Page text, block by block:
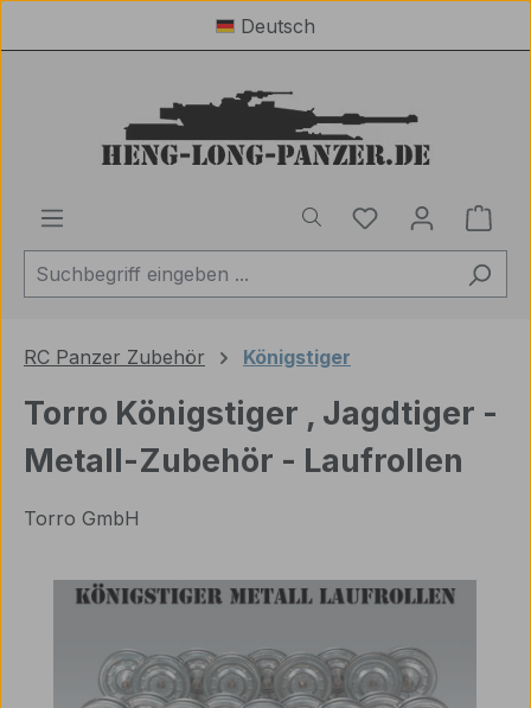
Zum Hauptinhalt springenDeutsch
Du hast 0
RC Panzer Zubehör Königstiger
Torro Königstiger , Jagdtiger -
Metall-Zubehör - Laufrollen
Torro GmbH
Bildergalerie überspringen